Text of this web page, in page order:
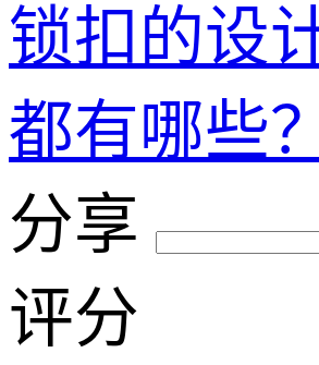
锁扣的设
都有哪些？
分享
评分